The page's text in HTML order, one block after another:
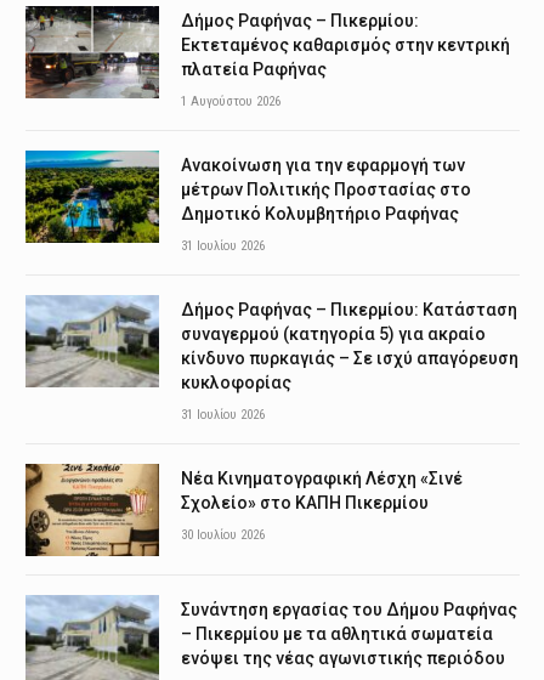
Δήμος Ραφήνας – Πικερμίου:
Εκτεταμένος καθαρισμός στην κεντρική
πλατεία Ραφήνας
1 Αυγούστου 2026
Ανακοίνωση για την εφαρμογή των
μέτρων Πολιτικής Προστασίας στο
Δημοτικό Κολυμβητήριο Ραφήνας
31 Ιουλίου 2026
Δήμος Ραφήνας – Πικερμίου: Κατάσταση
συναγερμού (κατηγορία 5) για ακραίο
κίνδυνο πυρκαγιάς – Σε ισχύ απαγόρευση
κυκλοφορίας
31 Ιουλίου 2026
Νέα Κινηματογραφική Λέσχη «Σινέ
Σχολείο» στο ΚΑΠΗ Πικερμίου
30 Ιουλίου 2026
Συνάντηση εργασίας του Δήμου Ραφήνας
– Πικερμίου με τα αθλητικά σωματεία
ενόψει της νέας αγωνιστικής περιόδου